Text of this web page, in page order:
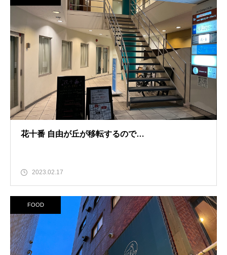
花十番 自由が丘が移転するので…
2023.02.17
FOOD